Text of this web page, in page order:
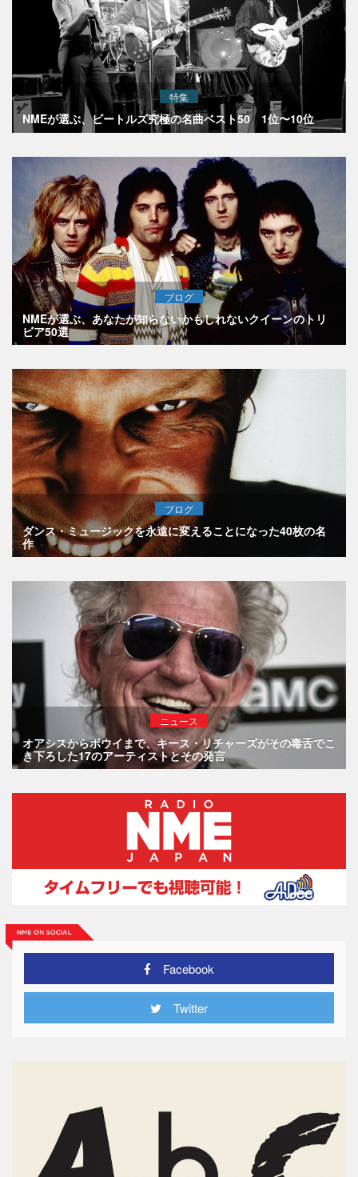
特集
NMEが選ぶ、ビートルズ究極の名曲ベスト50 1位〜10位
ブログ
NMEが選ぶ、あなたが知らないかもしれないクイーンのトリ
ビア50選
ブログ
ダンス・ミュージックを永遠に変えることになった40枚の名
作
ニュース
オアシスからボウイまで、キース・リチャーズがその毒舌でこ
き下ろした17のアーティストとその発言
Facebook
Twitter